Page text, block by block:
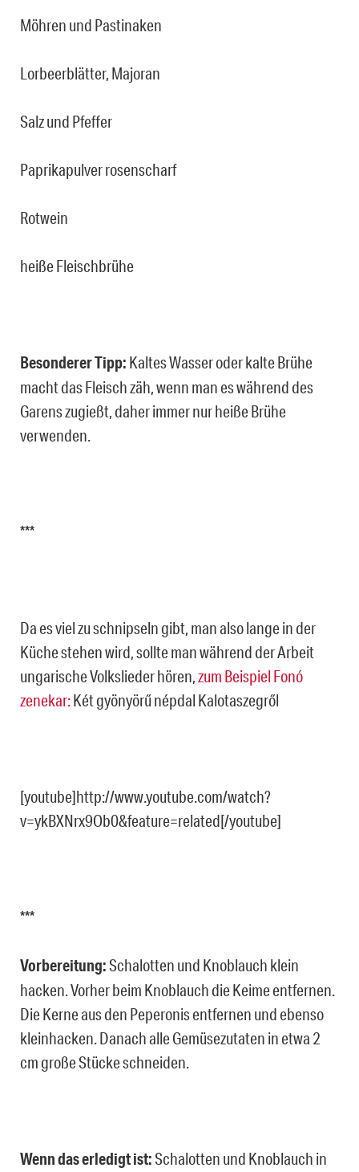
Möhren und Pastinaken
Lorbeerblätter, Majoran
Salz und Pfeffer
Paprikapulver rosenscharf
Rotwein
heiße Fleischbrühe
Besonderer Tipp: Kaltes Wasser oder kalte Brühe
macht das Fleisch zäh, wenn man es während des
Garens zugießt, daher immer nur heiße Brühe
verwenden.
***
Da es viel zu schnipseln gibt, man also lange in der
Küche stehen wird, sollte man während der Arbeit
ungarische Volkslieder hören,zum Beispiel Fonó
zenekar:Két gyönyörű népdal Kalotaszegről
[youtube]http://www.youtube.com/watch?
v=ykBXNrx9Ob0&feature=related[/youtube]
***
Vorbereitung:Schalotten und Knoblauch klein
hacken. Vorher beim Knoblauch die Keime entfernen.
Die Kerne aus den Peperonis entfernen und ebenso
kleinhacken. Danach alle Gemüsezutaten in etwa 2
cm große Stücke schneiden.
Wenn das erledigt ist:Schalotten und Knoblauch in